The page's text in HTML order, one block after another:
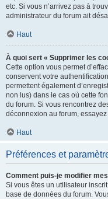
etc. Si vous n’arrivez pas à
administrateur du forum ait
Haut
À quoi sert « Supprimer les
Cette option vous permet
conservent votre
permettent également
non lus) dans le cas où cette
du forum. Si vous rencontrez
déconnexion au forum,
Haut
Préférences et
Comment puis-je modifier
Si vous êtes un utilisateur
base de données du forum.